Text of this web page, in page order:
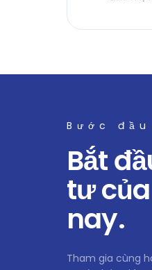
Bước
Bắt
tư
nay.
Tham gia cùng